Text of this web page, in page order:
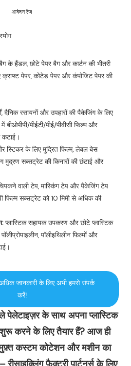
आवेदन रेंज
के हैंडल, छोटे पेपर बैग और कार्टन की भीतरी
पेपर, कोटेड पेपर और कंपोजिट पेपर की
दैनिक रसायनों और उपहारों की पैकेजिंग के लिए
बीओपीपी/पीईटी/पीई/पीवीसी फिल्म और
कटाई।
स्टिकर के लिए मुद्रित फिल्म, लेबल बेस
मुद्रण सब्सट्रेट की किनारों की छंटाई और
वाली टेप, मास्किंग टेप और पैकेजिंग टेप
फिल्म सब्सट्रेट को 10 मिमी से अधिक की
प्लास्टिक सहायक उपकरण और छोटे प्लास्टिक
पॉलीइथिलीन फिल्मों और
जानकारी के लिए अभी हमसे संपर्क
करें!
पेलेटाइज़र के साथ अपना प्लास्टिक
शुरू करने के लिए तैयार हैं? आज ही
कस्टम कोटेशन और मशीन का